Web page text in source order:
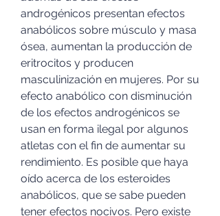
androgénicos presentan efectos
anabólicos sobre músculo y masa
ósea, aumentan la producción de
eritrocitos y producen
masculinización en mujeres. Por su
efecto anabólico con disminución
de los efectos androgénicos se
usan en forma ilegal por algunos
atletas con el fin de aumentar su
rendimiento. Es posible que haya
oído acerca de los esteroides
anabólicos, que se sabe pueden
tener efectos nocivos. Pero existe